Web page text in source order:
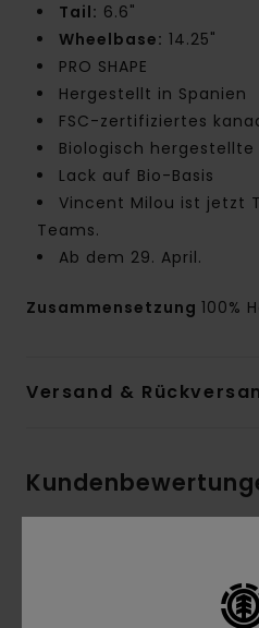
Tail: 6.6"
Wheelbase: 14.25"
PRO SHAPE
Hergestellt in Spanien
FSC-zertifiziertes
Biologisch
Lack auf Bio-Basis
Vincent Milou ist jetzt
Teams.
Ab dem 29. April.
Zusammensetzung 100%
Versand &